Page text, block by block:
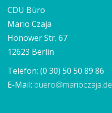
CDU Büro
Mario Czaja
Hönower Str. 67
12623 Berlin
Telefon: (0 30) 50 50 89 86
E-Mail: buero@marioczaja.de